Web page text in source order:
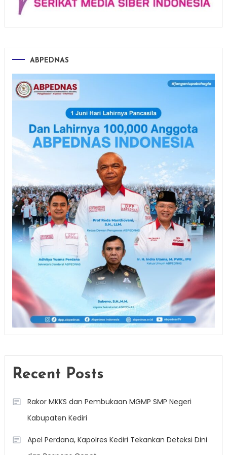
ABPEDNAS
Recent Posts
Rakor MKKS dan Pembukaan MGMP SMP Negeri
Kabupaten Kediri
Apel Perdana, Kapolres Kediri Tekankan Deteksi Dini